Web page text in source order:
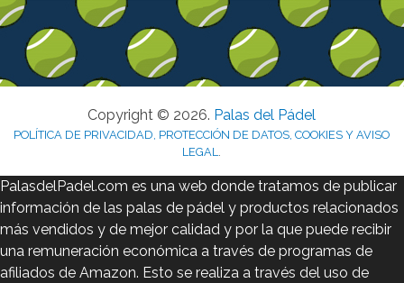
Copyright © 2026. Palas del Pádel
POLÍTICA DE PRIVACIDAD, PROTECCIÓN DE DATOS, COOKIES Y AVISO
LEGAL
PalasdelPadel.com es una web donde tratamos de publicar
información de las palas de pádel y productos relacionados
más vendidos y de mejor calidad y por la que puede recibir
una remuneración económica a través de programas de
afiliados de Amazon. Esto se realiza a través del uso de